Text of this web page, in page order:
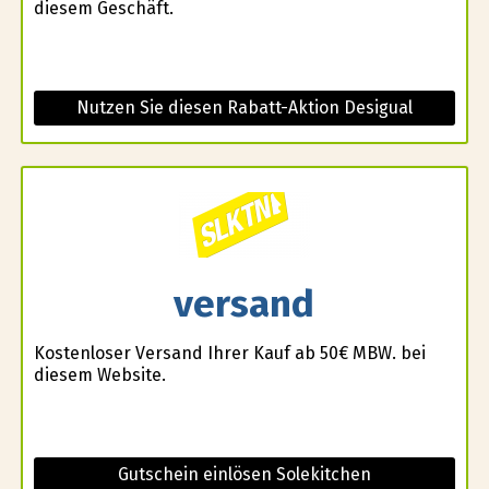
diesem Geschäft.
Nutzen Sie diesen Rabatt-Aktion Desigual
versand
Kostenloser Versand Ihrer Kauf ab 50€ MBW. bei
diesem Website.
Gutschein einlösen Solekitchen